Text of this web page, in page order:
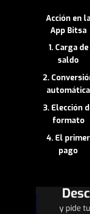
Acción en
App Bitsa
1. Carga de
saldo
2.
automática
3. Elección
formato
4. El primer
pago